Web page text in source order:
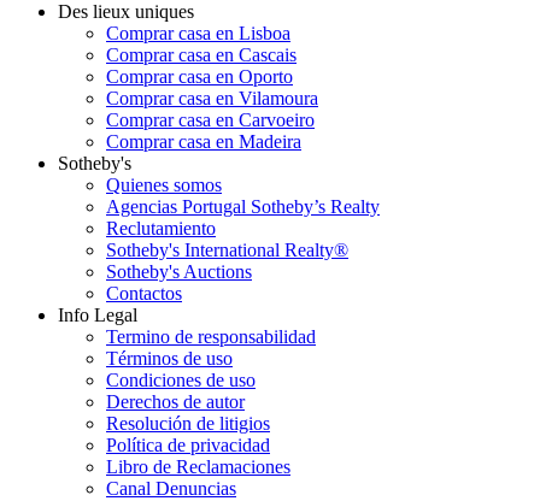
Des lieux uniques
Comprar casa en Lisboa
Comprar casa en Cascais
Comprar casa en Oporto
Comprar casa en Vilamoura
Comprar casa en Carvoeiro
Comprar casa en Madeira
Sotheby's
Quienes somos
Agencias Portugal Sotheby’s Realty
Reclutamiento
Sotheby's International Realty®
Sotheby's Auctions
Contactos
Info Legal
Termino de responsabilidad
Términos de uso
Condiciones de uso
Derechos de autor
Resolución de litigios
Política de privacidad
Libro de Reclamaciones
Canal Denuncias